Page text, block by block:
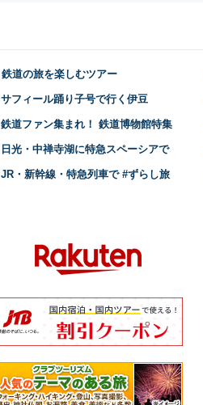
鉄道の旅を楽しむツアー
サフィール踊り子号で行く伊豆
鉄道ファン集まれ！ 鉄道博物館特集
日光・中禅寺湖に特急スペーシアで
JR・新幹線・特急列車で #ずらし旅